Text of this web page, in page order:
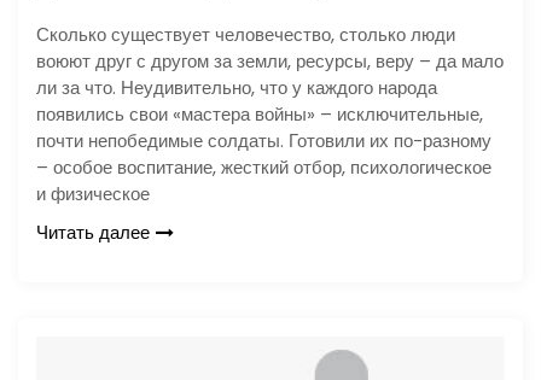
Сколько существует человечество, столько люди
воюют друг с другом за земли, ресурсы, веру – да мало
ли за что. Неудивительно, что у каждого народа
появились свои «мастера войны» – исключительные,
почти непобедимые солдаты. Готовили их по-разному
– особое воспитание, жесткий отбор, психологическое
и физическое
Читать далее